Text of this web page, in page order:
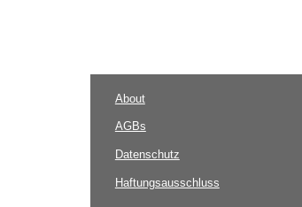
About
AGBs
Datenschutz
Haftungsausschluss